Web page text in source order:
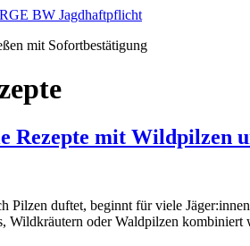
mit Sofortbestätigung
Rezepte mit Wildpilzen
duftet, beginnt für viele
oder Waldpilzen